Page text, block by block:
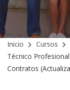
Inicio
Cursos
Técnico
Contratos